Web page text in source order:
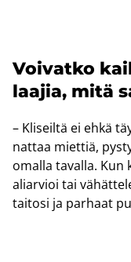
Voi­vat­ko
laa­jia, mitä
– Kli­seil­tä ei ehkä
nat­taa miet­tiä,
omal­la ta­val­la. Kun
aliar­vioi tai
tai­to­si ja par­haat